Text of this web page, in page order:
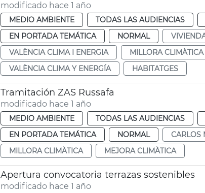
modificado hace 1 año
MEDIO AMBIENTE TODAS LAS AUDIENCIAS
EN PORTADA TEMÁTICA
NORMAL
VALÈNCIA CLIMA I ENERGIA
MILLORA CLIMÀTICA
VALÈNCIA CLIMA Y ENERGÍA
HABITATGES
Tramitación ZAS Russafa
modificado hace 1 año
MEDIO AMBIENTE TODAS LAS AUDIENCIAS
EN PORTADA TEMÁTICA
NORMAL CARLOS
MILLORA CLIMÀTICA
MEJORA CLIMÀTICA
Apertura convocatoria terrazas sostenibles
modificado hace 1 año